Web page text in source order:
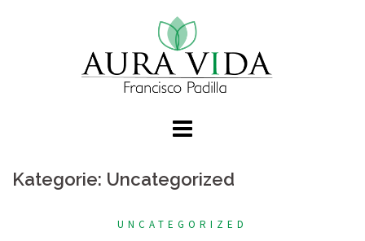
Kategorie: Uncategorized
UNCATEGORIZED